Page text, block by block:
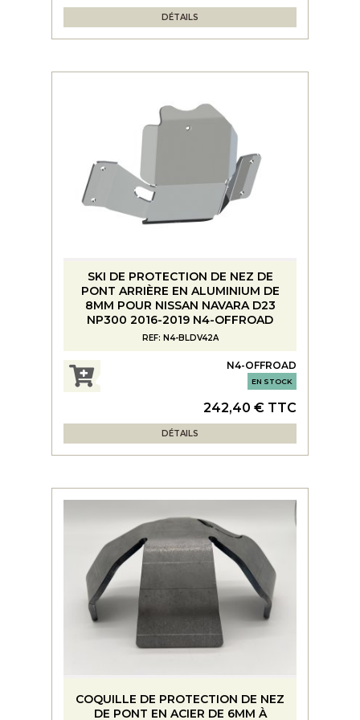
DÉTAILS
SKI DE PROTECTION DE NEZ DE
PONT ARRIÈRE EN ALUMINIUM DE
8MM POUR NISSAN NAVARA D23
NP300 2016-2019 N4-OFFROAD
REF: N4-BLDV42A
N4-OFFROAD
EN STOCK
242,40 € TTC
DÉTAILS
COQUILLE DE PROTECTION DE NEZ
DE PONT EN ACIER DE 6MM À